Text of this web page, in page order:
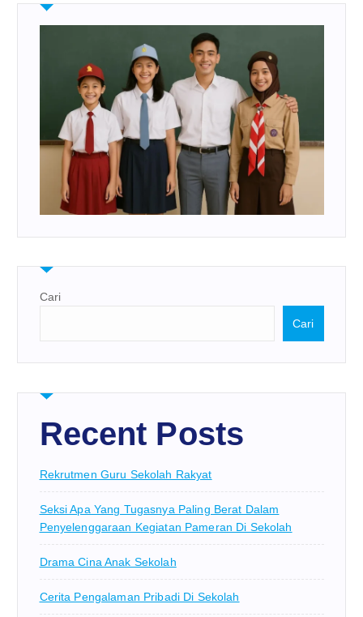
Cari
Cari
Recent Posts
Rekrutmen Guru Sekolah Rakyat
Seksi Apa Yang Tugasnya Paling Berat Dalam
Penyelenggaraan Kegiatan Pameran Di Sekolah
Drama Cina Anak Sekolah
Cerita Pengalaman Pribadi Di Sekolah